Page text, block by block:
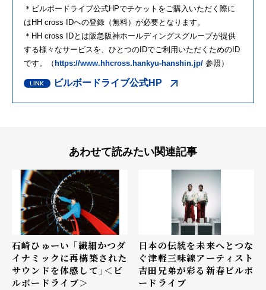
＊ビルボードライブ公式HPでチケットをご購入いただく際に
はHH cross IDへの登録（無料）が必要となります。
＊HH cross IDとは阪急阪神ホールディングスグループが提供
する様々なサービスを、ひとつのIDでご利用いただくためのID
です。（ https://www.hhcross.hankyu-hanshin.jp/ 参照）
ビルボードライブ公式HP
あわせて読みたい関連記事
石崎ひゅーい 「繊細かつダ
イナミックに再構築された
サウンドを体感して」＜ビ
ルボードライブ＞
日本の伝統を未来へとつな
ぐ津軽三味線アーティスト
吉田兄弟が彩る新春ビルボ
ードライブ